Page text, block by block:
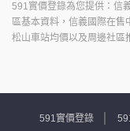
591實價登錄為您提供：信
區基本資料，信義國際在售
松山車站均價以及周邊社區
591實價登錄